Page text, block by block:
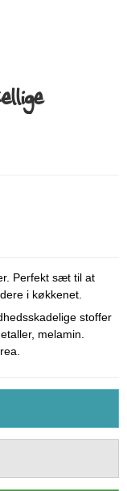
Perfekt sæt til at
i køkkenet.
stoffer
melamin.